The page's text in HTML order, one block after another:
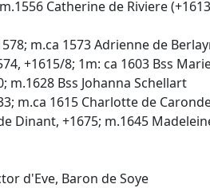
Catherine de Riviere
m.ca 1573 Adrienne de
+1615/8; 1m: ca 1603 Bss
m.1628 Bss Johanna Schellart
m.ca 1615 Charlotte de
Dinant, +1675; m.1645
d'Eve, Baron de Soye